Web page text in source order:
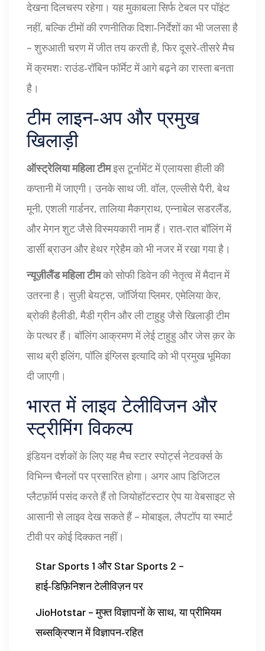
देखना दिलचस्प रहेगा। यह मुकाबला सिर्फ टेबल पर पॉइंट
नहीं, बल्कि टीमों की रणनीतिक दिशा‑निर्देशों का भी जलसा है
– शुरुआती चरण में जीत तय करती है, फिर दूसरे‑तीसरे मैच
में क्रमशः राउंड‑रॉबिन फॉर्मेट में आगे बढ़ने का रास्ता बनता
है।
टीम लाइन‑अप और प्रमुख
खिलाड़ी
ऑस्ट्रेलिया महिला टीमइस टूर्नामेंट मेंएलायसा हीलीकी
कप्तानी में जाएगी। उनके साथ जी. वॉल, एल्लीसे पैरी, बेथ
मूनी, एशली गार्डनर, तालिया मैकग्राथ, एन्नाबेल सडरलैंड,
और मेगन शुट जैसे विस्मयकारी नाम हैं। रात‑रात बॉलिंग में
डार्सी ब्राउन और हेथर ग्रेहैम को भी नजर में रखा गया है।
न्यूज़ीलैंड महिला टीमकोसोफी डिवेनकी नेतृत्व में मैदान में
उतरना है। सुज़ी बेयट्स, जॉर्जिया प्लिमर, एमेलिया केर,
ब्रोकी हैलीडी, मैडी ग्रीन और ली टाहुहु जैसे खिलाड़ी टीम
के पत्थर हैं। बॉलिंग आक्रमण में लेई टाहुहु और जेस क़र के
साथ ब्री इलिंग, पॉलि इंग्लिस इत्यादि को भी प्रमुख भूमिका
दी जाएगी।
भारत में लाइव टेलीविजन और
स्ट्रीमिंग विकल्प
इंडियन दर्शकों के लिए यह मैचस्टार स्पोर्ट्स नेटवर्क्सके
विभिन्न चैनलों पर प्रसारित होगा। अगर आप डिजिटल
प्लैटफ़ॉर्म पसंद करते हैं तोजियोहॉटस्टारऐप या वेबसाइट से
आसानी से लाइव देख सकते हैं – मोबाइल, लैपटॉप या स्मार्ट
टीवी पर कोई दिक्कत नहीं।
Star Sports 1 और Star Sports 2 –
हाई‑डिफ़िनिशन टेलीविज़न पर
JioHotstar – मुफ्त विज्ञापनों के साथ, या प्रीमियम
सब्सक्रिप्शन में विज्ञापन‑रहित